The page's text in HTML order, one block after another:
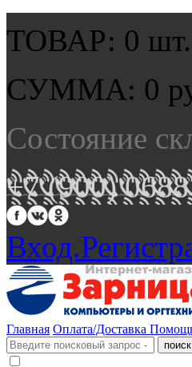
ТОВАР: 0
СУММА: 0
Состояние
+7 (900)
Вход.
Главная Оплата/Доставка